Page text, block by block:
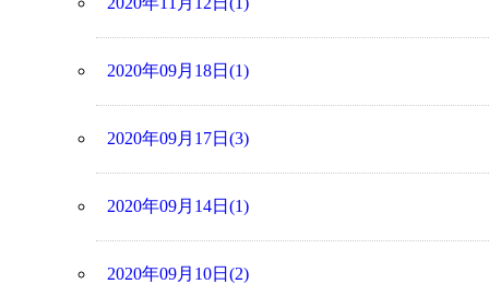
2020年09月18日(1)
2020年09月17日(3)
2020年09月14日(1)
2020年09月10日(2)